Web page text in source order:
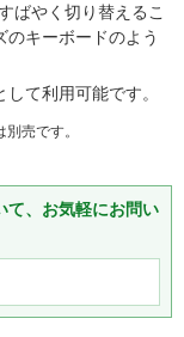
ばやく切り替えるこ
のキーボードのよう
て利用可能です。
売です。
て、お気軽にお問い